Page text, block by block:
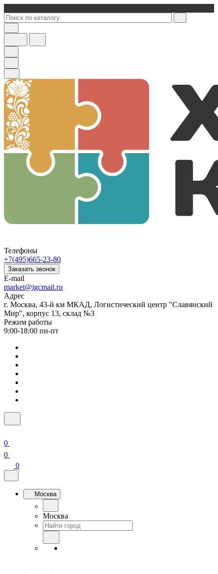
Телефоны
+7(495)665-23-80
Заказать звонок
E-mail
market@igcmail.ru
Адрес
г. Москва, 43-й км МКАД, Логистический центр "Славянский
Мир", корпус 13, склад №3
Режим работы
9:00-18:00 пн-пт
0
0
0
Москва
Москва